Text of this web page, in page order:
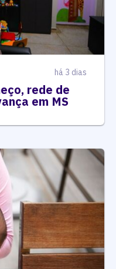
há 3 dias
rede de
em MS